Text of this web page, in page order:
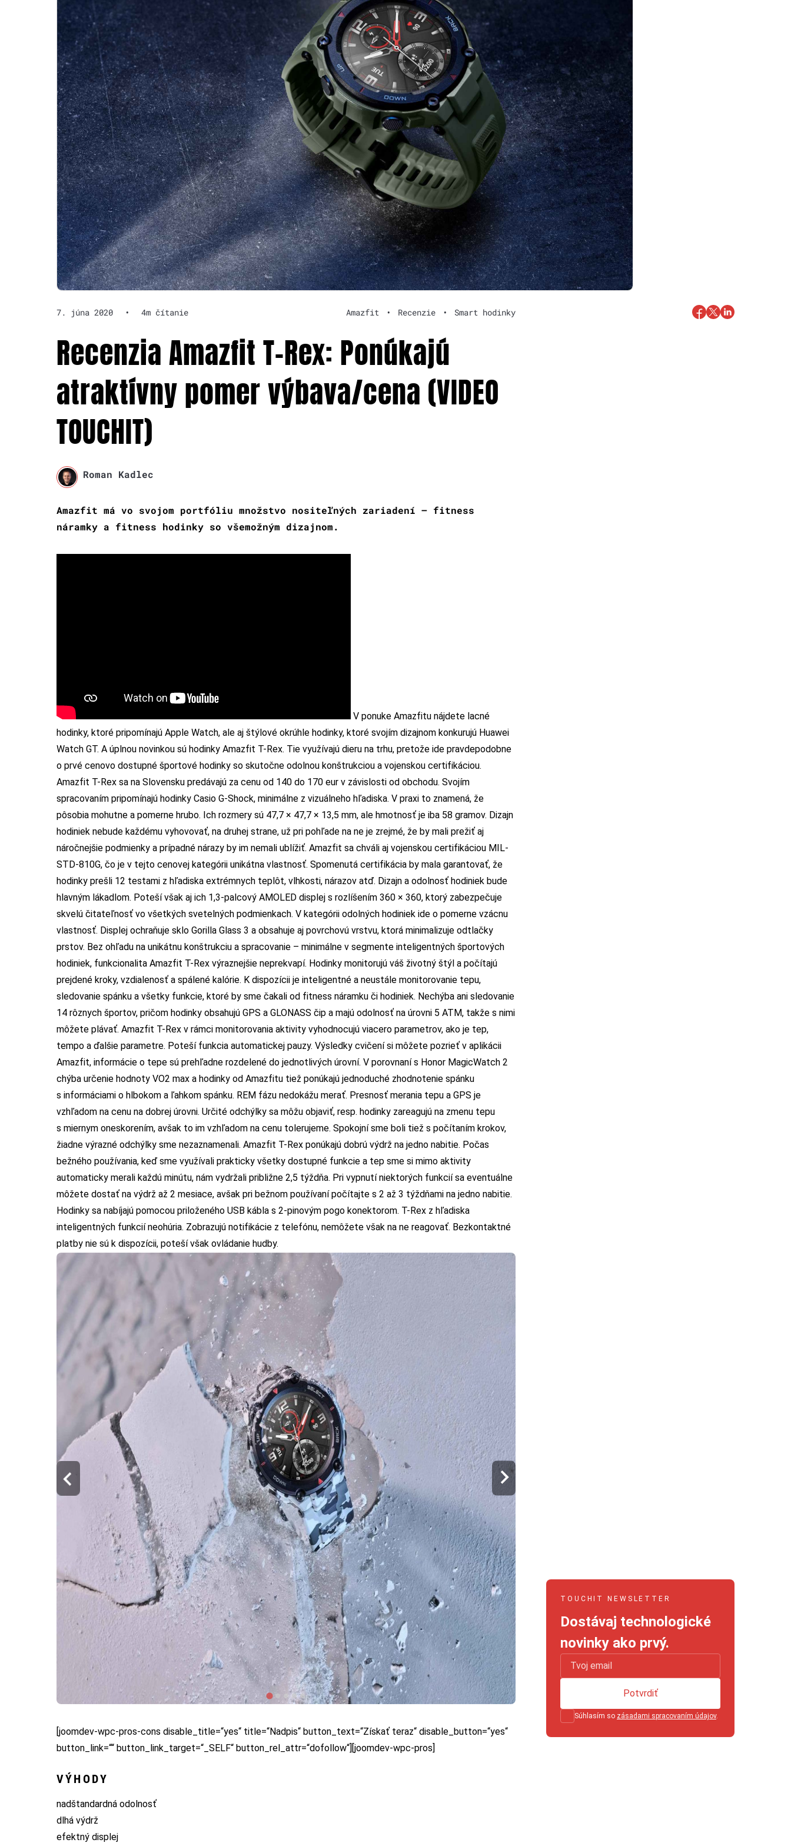
7. júna 2020 • 4m čítanie Amazfit • Recenzie • Smart hodinky
Recenzia Amazfit T-Rex: Ponúkajú
atraktívny pomer výbava/cena (VIDEO
TOUCHIT)
Roman Kadlec
Amazfit má vo svojom portfóliu množstvo nositeľných zariadení – fitness
náramky a fitness hodinky so všemožným dizajnom.
V ponuke Amazfitu nájdete lacné
hodinky, ktoré pripomínajú Apple Watch, ale aj štýlové okrúhle hodinky, ktoré svojím dizajnom konkurujú Huawei
Watch GT. A úplnou novinkou sú hodinky Amazfit T-Rex. Tie využívajú dieru na trhu, pretože ide pravdepodobne
o prvé cenovo dostupné športové hodinky so skutočne odolnou konštrukciou a vojenskou certifikáciou.
Amazfit T-Rex sa na Slovensku predávajú za cenu od 140 do 170 eur v závislosti od obchodu. Svojím
spracovaním pripomínajú hodinky Casio G-Shock, minimálne z vizuálneho hľadiska. V praxi to znamená, že
pôsobia mohutne a pomerne hrubo. Ich rozmery sú 47,7 × 47,7 × 13,5 mm, ale hmotnosť je iba 58 gramov. Dizajn
hodiniek nebude každému vyhovovať, na druhej strane, už pri pohľade na ne je zrejmé, že by mali prežiť aj
náročnejšie podmienky a prípadné nárazy by im nemali ublížiť. Amazfit sa chváli aj vojenskou certifikáciou MIL-
STD-810G, čo je v tejto cenovej kategórii unikátna vlastnosť. Spomenutá certifikácia by mala garantovať, že
hodinky prešli 12 testami z hľadiska extrémnych teplôt, vlhkosti, nárazov atď. Dizajn a odolnosť hodiniek bude
hlavným lákadlom. Poteší však aj ich 1,3-palcový AMOLED displej s rozlíšením 360 × 360, ktorý zabezpečuje
skvelú čitateľnosť vo všetkých svetelných podmienkach. V kategórii odolných hodiniek ide o pomerne vzácnu
vlastnosť. Displej ochraňuje sklo Gorilla Glass 3 a obsahuje aj povrchovú vrstvu, ktorá minimalizuje odtlačky
prstov. Bez ohľadu na unikátnu konštrukciu a spracovanie – minimálne v segmente inteligentných športových
hodiniek, funkcionalita Amazfit T-Rex výraznejšie neprekvapí. Hodinky monitorujú váš životný štýl a počítajú
prejdené kroky, vzdialenosť a spálené kalórie. K dispozícii je inteligentné a neustále monitorovanie tepu,
sledovanie spánku a všetky funkcie, ktoré by sme čakali od fitness náramku či hodiniek. Nechýba ani sledovanie
14 rôznych športov, pričom hodinky obsahujú GPS a GLONASS čip a majú odolnosť na úrovni 5 ATM, takže s nimi
môžete plávať. Amazfit T-Rex v rámci monitorovania aktivity vyhodnocujú viacero parametrov, ako je tep,
tempo a ďalšie parametre. Poteší funkcia automatickej pauzy. Výsledky cvičení si môžete pozrieť v aplikácii
Amazfit, informácie o tepe sú prehľadne rozdelené do jednotlivých úrovní. V porovnaní s Honor MagicWatch 2
chýba určenie hodnoty VO2 max a hodinky od Amazfitu tiež ponúkajú jednoduché zhodnotenie spánku
s informáciami o hlbokom a ľahkom spánku. REM fázu nedokážu merať. Presnosť merania tepu a GPS je
vzhľadom na cenu na dobrej úrovni. Určité odchýlky sa môžu objaviť, resp. hodinky zareagujú na zmenu tepu
s miernym oneskorením, avšak to im vzhľadom na cenu tolerujeme. Spokojní sme boli tiež s počítaním krokov,
žiadne výrazné odchýlky sme nezaznamenali. Amazfit T-Rex ponúkajú dobrú výdrž na jedno nabitie. Počas
bežného používania, keď sme využívali prakticky všetky dostupné funkcie a tep sme si mimo aktivity
automaticky merali každú minútu, nám vydržali približne 2,5 týždňa. Pri vypnutí niektorých funkcií sa eventuálne
môžete dostať na výdrž až 2 mesiace, avšak pri bežnom používaní počítajte s 2 až 3 týždňami na jedno nabitie.
Hodinky sa nabíjajú pomocou priloženého USB kábla s 2-pinovým pogo konektorom. T-Rex z hľadiska
inteligentných funkcií neohúria. Zobrazujú notifikácie z telefónu, nemôžete však na ne reagovať. Bezkontaktné
platby nie sú k dispozícii, poteší však ovládanie hudby.
[joomdev-wpc-pros-cons disable_title=“yes“ title=“Nadpis“ button_text=“Získať teraz“ disable_button=“yes“
button_link=““ button_link_target=“_SELF“ button_rel_attr=“dofollow“][joomdev-wpc-pros]
VÝHODY
nadštandardná odolnosť
dlhá výdrž
efektný displej
TOUCHIT NEWSLETTER
Dostávaj technologické
novinky ako prvý.
Súhlasím so zásadami spracovaním údajov.
Potvrdiť